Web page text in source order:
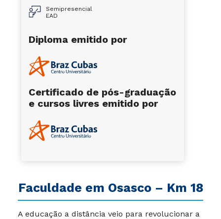
Faculdade em Osasco – Km 18
A educação a distância veio para revolucionar a
Semipresencial
EAD
Diploma emitido por
Certificado de pós-graduação
e cursos livres emitido por